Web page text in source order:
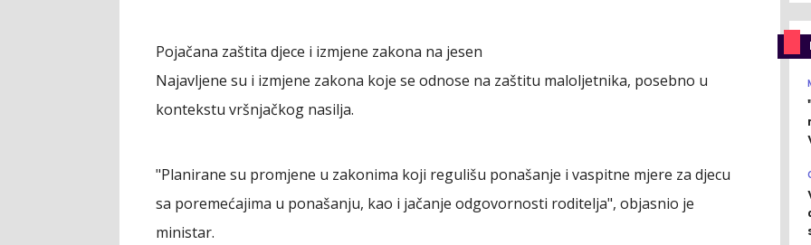
Pojačana zaštita djece i izmjene zakona na jesen
Najavljene su i izmjene zakona koje se odnose na zaštitu maloljetnika, posebno u
kontekstu vršnjačkog nasilja.
"Planirane su promjene u zakonima koji regulišu ponašanje i vaspitne mjere za djecu
sa poremećajima u ponašanju, kao i jačanje odgovornosti roditelja", objasnio je
ministar.